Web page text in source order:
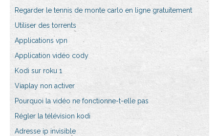
Regarder le tennis de monte carlo en ligne gratuitement
Utiliser des torrents
Applications vpn
Application vidéo cody
Kodi sur roku 1
Viaplay non activer
Pourquoi la vidéo ne fonctionne-t-elle pas
Régler la télévision kodi
Adresse ip invisible